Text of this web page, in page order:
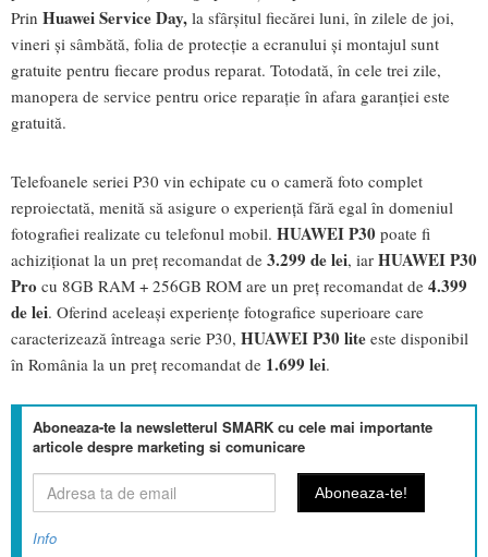
Prin Huawei Service Day, la sfârșitul fiecărei luni, în zilele de joi,
vineri și sâmbătă, folia de protecție a ecranului și montajul sunt
gratuite pentru fiecare produs reparat. Totodată, în cele trei zile,
manopera de service pentru orice reparație în afara garanției este
gratuită.
Telefoanele seriei P30 vin echipate cu o cameră foto complet
reproiectată, menită să asigure o experiență fără egal în domeniul
fotografiei realizate cu telefonul mobil. HUAWEI P30 poate fi
achiziționat la un preț recomandat de 3.299 de lei, iar HUAWEI P30
Pro cu 8GB RAM + 256GB ROM are un preț recomandat de 4.399
de lei. Oferind aceleași experiențe fotografice superioare care
caracterizează întreaga serie P30, HUAWEI P30 lite este disponibil
în România la un preț recomandat de 1.699 lei.
Aboneaza-te la newsletterul SMARK cu cele mai importante
articole despre marketing si comunicare
Info